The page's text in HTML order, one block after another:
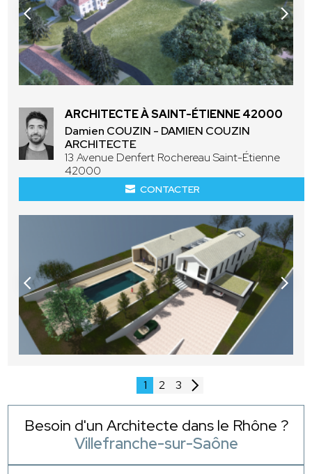
ARCHITECTE À SAINT-ÉTIENNE 42000
Damien COUZIN - DAMIEN COUZIN
ARCHITECTE
13 Avenue Denfert Rochereau Saint-Étienne
42000
CONTACTER
1 2 3
Besoin d'un Architecte dans le Rhône ?
Villefranche-sur-Saône